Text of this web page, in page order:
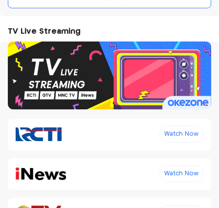
TV Live Streaming
Watch Now
Watch Now